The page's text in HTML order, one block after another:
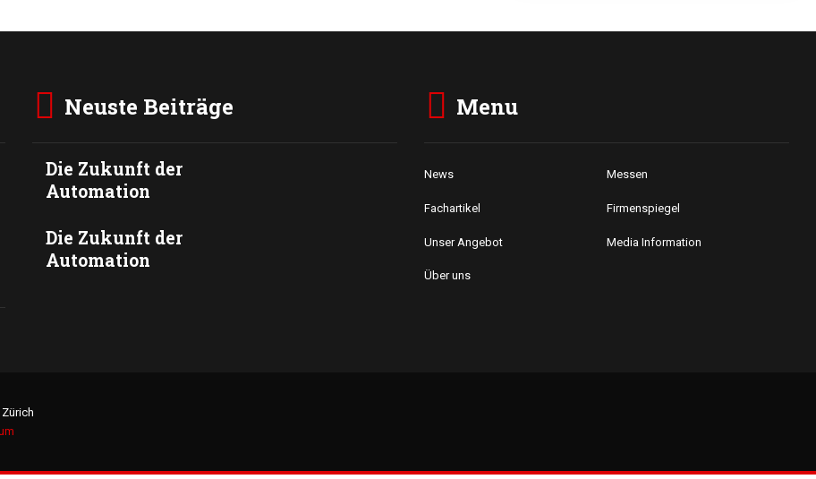
Neuste Beiträge
Die Zukunft der
Automation
Die Zukunft der
Automation
Menu
News Messen
Fachartikel Firmenspiegel
Unser Angebot Media Information
Über uns